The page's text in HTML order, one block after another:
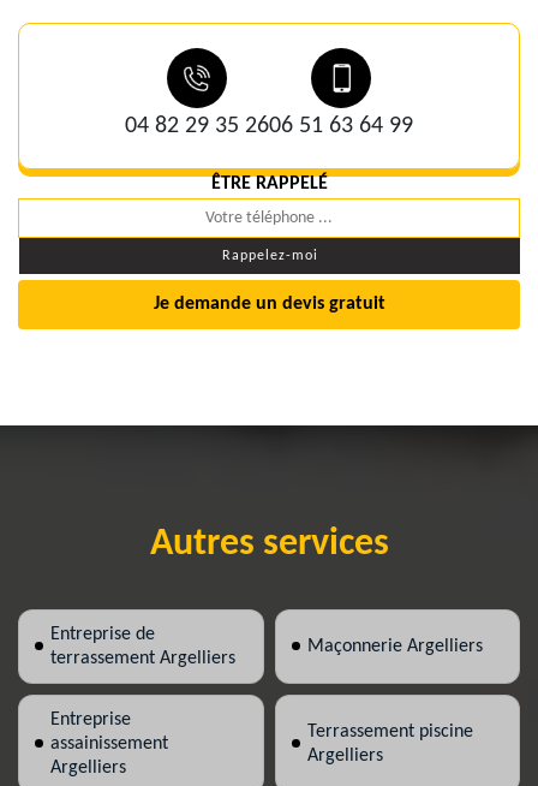
04 82 29 35 2606 51 63 64 99
ÊTRE RAPPELÉ
Je demande un devis gratuit
Autres services
Entreprise de
terrassement Argelliers
Maçonnerie Argelliers
Entreprise
assainissement
Argelliers
Terrassement piscine
Argelliers